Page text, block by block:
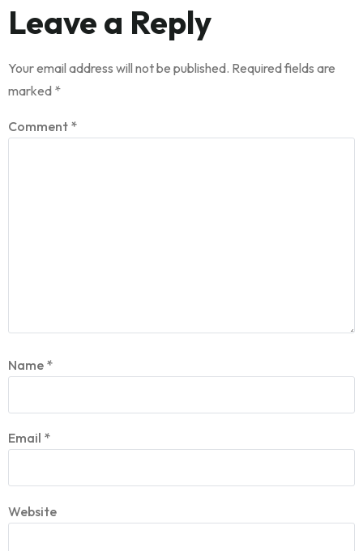
Leave a Reply
Your email address will not be published. Required fields are
marked *
Comment *
Name *
Email *
Website